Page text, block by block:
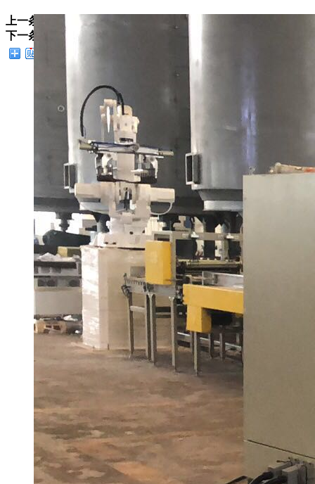
上一条：
粉料专用翻专倒料机
下一条：
负压输送系统